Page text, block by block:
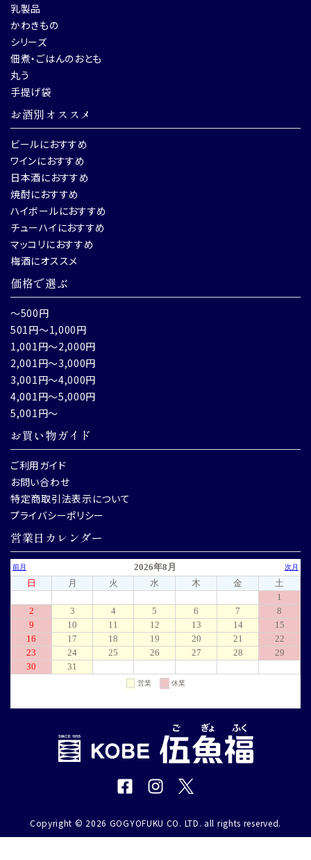
乳製品
かわきもの
シリーズ
佃煮・ごはんのおとも
丸う
手提げ袋
お酒別オススメ
ビールにおすすめ
ワインにおすすめ
日本酒におすすめ
焼酎におすすめ
ハイボールにおすすめ
チューハイにおすすめ
マッコリにおすすめ
梅酒にオススメ
価格で選ぶ
～500円
501円～1,000円
1,001円～2,000円
2,001円～3,000円
3,001円～4,000円
4,001円～5,000円
5,001円～
お買い物ガイド
ご利用ガイド
お問い合わせ
特定商取引法表示について
プライバシーポリシー
営業日カレンダー
Copyright © 2026 GOGYOFUKU CO. LTD. all rights reserved.